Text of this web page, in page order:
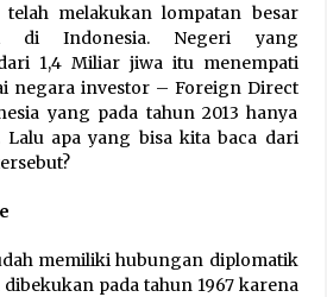
melakukan lompatan besar
di Indonesia. Negeri yang
1,4 Miliar jiwa itu menempati
negara investor – Foreign Direct
yang pada tahun 2013 hanya
Lalu apa yang bisa kita baca dari
memiliki hubungan diplomatik
dibekukan pada tahun 1967 karena